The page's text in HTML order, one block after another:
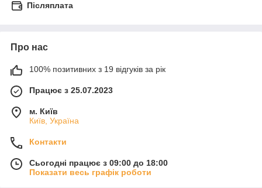
Післяплата
Про нас
100% позитивних з 19 відгуків за рік
Працює з 25.07.2023
м. Київ
Київ, Україна
Контакти
Сьогодні працює з 09:00 до 18:00
Показати весь графік роботи